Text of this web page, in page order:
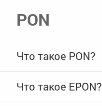
PON
Что такое PON?
Что такое EPON?